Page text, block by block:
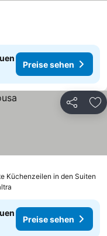
sehen
Preise sehen
Teilen
Küchenzeilen in den Suiten
Preise sehen